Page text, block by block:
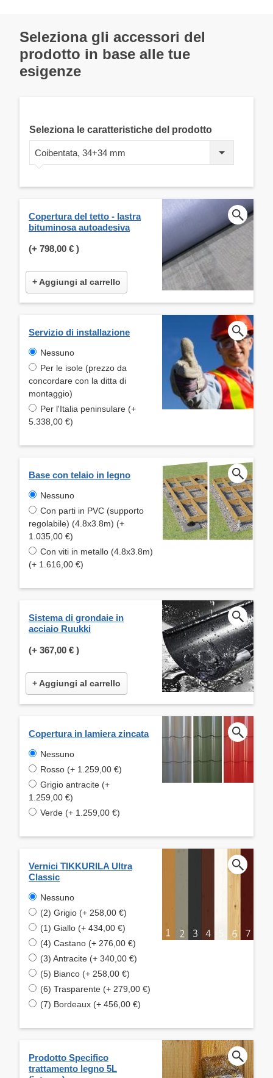
Seleziona gli accessori del
prodotto in base alle tue
esigenze
Seleziona le caratteristiche del prodotto
Coibentata, 34+34 mm
Copertura del tetto - lastra
bituminosa autoadesiva
(+ 798,00 € )
+ Aggiungi al carrello
Servizio di installazione
Nessuno
Per le isole (prezzo da
concordare con la ditta di
montaggio)
Per l'Italia peninsulare (+
5.338,00 €)
Base con telaio in legno
Nessuno
Con parti in PVC (supporto
regolabile) (4.8x3.8m) (+
1.035,00 €)
Con viti in metallo (4.8x3.8m)
(+ 1.616,00 €)
Sistema di grondaie in
acciaio Ruukki
(+ 367,00 € )
+ Aggiungi al carrello
Copertura in lamiera zincata
Nessuno
Rosso (+ 1.259,00 €)
Grigio antracite (+
1.259,00 €)
Verde (+ 1.259,00 €)
Vernici TIKKURILA Ultra
Classic
Nessuno
(2) Grigio (+ 258,00 €)
(1) Giallo (+ 434,00 €)
(4) Castano (+ 276,00 €)
(3) Antracite (+ 340,00 €)
(5) Bianco (+ 258,00 €)
(6) Trasparente (+ 279,00 €)
(7) Bordeaux (+ 456,00 €)
Prodotto Specifico
trattamento legno 5L